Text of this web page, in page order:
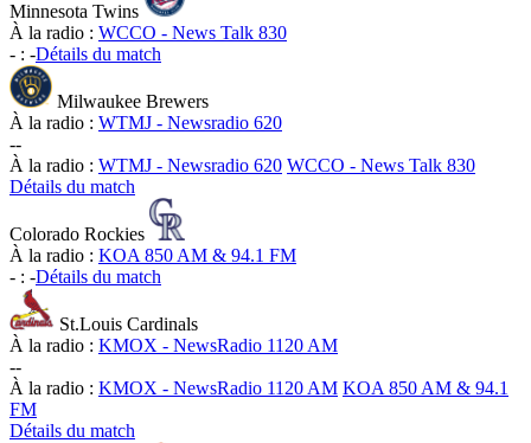
Minnesota Twins
À la radio : WCCO - News Talk 830
- : -Détails du match
Milwaukee Brewers
À la radio : WTMJ - Newsradio 620
--
À la radio : WTMJ - Newsradio 620 WCCO - News Talk 830
Détails du match
Colorado Rockies
À la radio : KOA 850 AM & 94.1 FM
- : -Détails du match
St.Louis Cardinals
À la radio : KMOX - NewsRadio 1120 AM
--
À la radio : KMOX - NewsRadio 1120 AM KOA 850 AM & 94.1
FM
Détails du match